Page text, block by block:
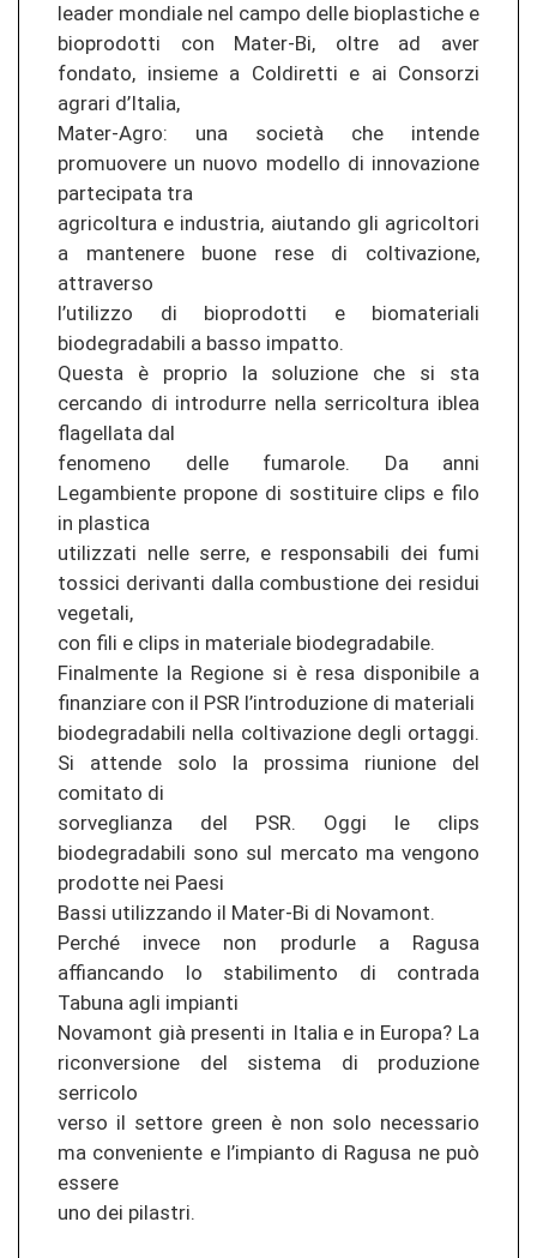
leader mondiale nel campo delle bioplastiche e
bioprodotti con Mater-Bi, oltre ad aver
fondato, insieme a Coldiretti e ai Consorzi
agrari d’Italia,
Mater-Agro: una società che intende
promuovere un nuovo modello di innovazione
partecipata tra
agricoltura e industria, aiutando gli agricoltori
a mantenere buone rese di coltivazione,
attraverso
l’utilizzo di bioprodotti e biomateriali
biodegradabili a basso impatto.
Questa è proprio la soluzione che si sta
cercando di introdurre nella serricoltura iblea
flagellata dal
fenomeno delle fumarole. Da anni
Legambiente propone di sostituire clips e filo
in plastica
utilizzati nelle serre, e responsabili dei fumi
tossici derivanti dalla combustione dei residui
vegetali,
con fili e clips in materiale biodegradabile.
Finalmente la Regione si è resa disponibile a
finanziare con il PSR l’introduzione di materiali
biodegradabili nella coltivazione degli ortaggi.
Si attende solo la prossima riunione del
comitato di
sorveglianza del PSR. Oggi le clips
biodegradabili sono sul mercato ma vengono
prodotte nei Paesi
Bassi utilizzando il Mater-Bi di Novamont.
Perché invece non produrle a Ragusa
affiancando lo stabilimento di contrada
Tabuna agli impianti
Novamont già presenti in Italia e in Europa? La
riconversione del sistema di produzione
serricolo
verso il settore green è non solo necessario
ma conveniente e l’impianto di Ragusa ne può
essere
uno dei pilastri.